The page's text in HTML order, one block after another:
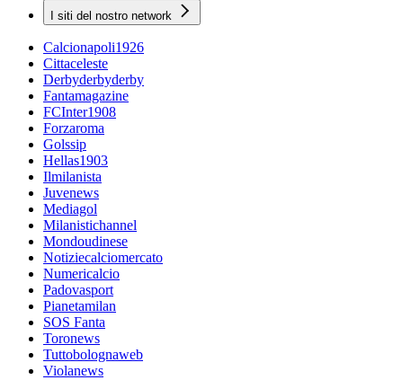
I siti del nostro network
Calcionapoli1926
Cittaceleste
Derbyderbyderby
Fantamagazine
FCInter1908
Forzaroma
Golssip
Hellas1903
Ilmilanista
Juvenews
Mediagol
Milanistichannel
Mondoudinese
Notiziecalciomercato
Numericalcio
Padovasport
Pianetamilan
SOS Fanta
Toronews
Tuttobolognaweb
Violanews